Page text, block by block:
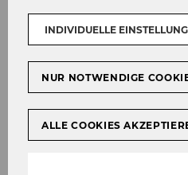
INDIVIDUELLE
NUR NOTWENDIGE
ALLE COOKIES